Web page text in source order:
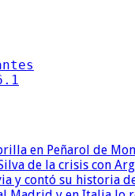
en Peñarol de
de la crisis con
y contó su historia